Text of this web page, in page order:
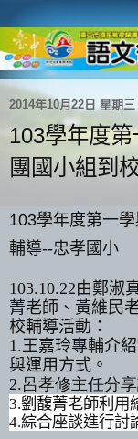
2014年10月22日 星期三
103學年度
團國小組到
103學年度第一
輔導--忠孝國小
103.10.22由鄭淑
菁老師 、黃維民
校輔導活動：
1.王嘉玲專輔介
與運用方式。
2.呂孝修主任分
3.劉馥菁老師利用
4.綜合座談進行討